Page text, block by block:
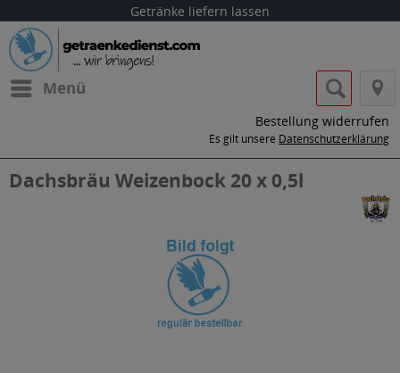
Getränke liefern lassen
Menü
Bestellung widerrufen
Es gilt unsere Datenschutzerklärung
Dachsbräu Weizenbock 20 x 0,5l